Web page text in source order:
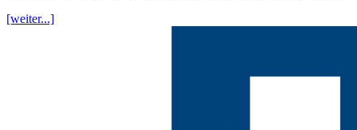
[weiter...]